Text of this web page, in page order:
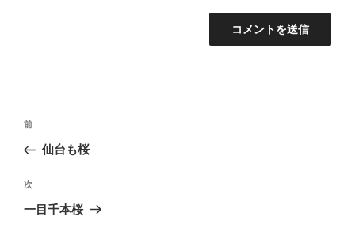
投
ナ
ビ
ゲ
前
の
稿
前
仙台も桜
次
次
一目千本桜